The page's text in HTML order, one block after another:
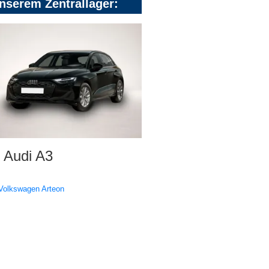
Zentrallager:
Audi A3